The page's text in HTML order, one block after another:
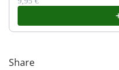
Share